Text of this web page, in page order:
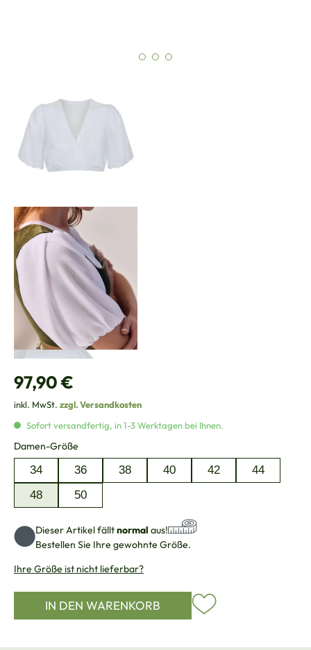
Regulärer Preis:
97,90 €
inkl. MwSt. zzgl. Versandkosten
Sofort versandfertig, in 1-3 Werktagen bei Ihnen.
Damen-Größe
34 36 38 40 42
44
48
50
Dieser Artikel fälltnormal aus!
Bestellen Sie Ihre gewohnte Größe.
Ihre Größe ist nicht lieferbar?
IN DEN WARENKORB